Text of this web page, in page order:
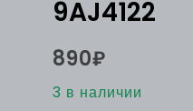
9AJ4122
890₽
3 в наличии